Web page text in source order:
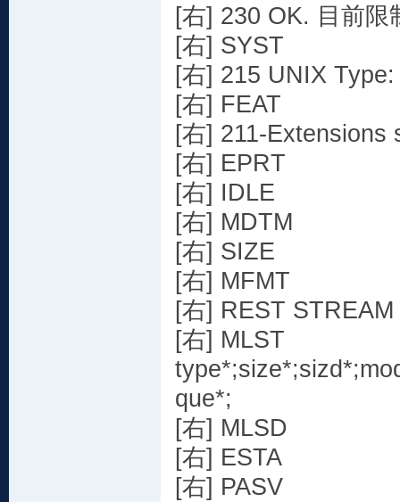
[右] 230 OK. 目前限
[右] SYST
[右] 215 UNIX
[右] FEAT
[右] 211-Extensions
[右] EPRT
[右] IDLE
[右] MDTM
[右] SIZE
[右] MFMT
[右] REST STREAM
[右] MLST
que*;
[右] MLSD
[右] ESTA
[右] PASV